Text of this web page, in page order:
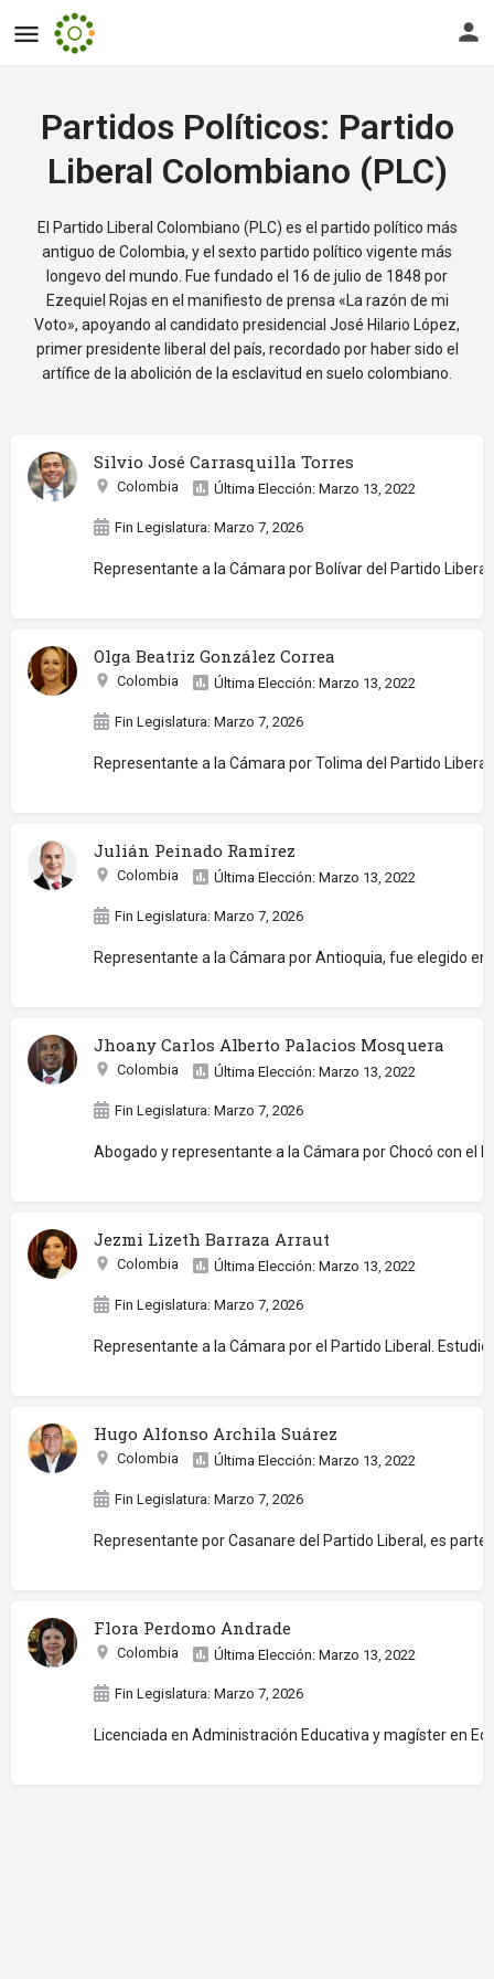
Partidos Políticos: Partido
Liberal Colombiano (PLC)
El Partido Liberal Colombiano (PLC) es el partido político más
antiguo de Colombia, y el sexto partido político vigente más
longevo del mundo. Fue fundado el 16 de julio de 1848 por
Ezequiel Rojas en el manifiesto de prensa «La razón de mi
Voto», apoyando al candidato presidencial José Hilario López,
primer presidente liberal del país, recordado por haber sido el
artífice de la abolición de la esclavitud en suelo colombiano.
Silvio José Carrasquilla Torres
Colombia Última Elección: Marzo 13, 2022
Fin Legislatura: Marzo 7, 2026
Representante a la Cámara por Bolívar del Partido
Olga Beatriz González Correa
Colombia Última Elección: Marzo 13, 2022
Fin Legislatura: Marzo 7, 2026
Representante a la Cámara por Tolima del Partido
Julián Peinado Ramírez
Colombia Última Elección: Marzo 13, 2022
Fin Legislatura: Marzo 7, 2026
Representante a la Cámara por Antioquia, fue elegido
Jhoany Carlos Alberto Palacios Mosquera
Colombia Última Elección: Marzo 13, 2022
Fin Legislatura: Marzo 7, 2026
Abogado y representante a la Cámara por Chocó con el
Jezmi Lizeth Barraza Arraut
Colombia Última Elección: Marzo 13, 2022
Fin Legislatura: Marzo 7, 2026
Representante a la Cámara por el Partido Liberal.
Hugo Alfonso Archila Suárez
Colombia Última Elección: Marzo 13, 2022
Fin Legislatura: Marzo 7, 2026
Representante por Casanare del Partido Liberal, es
Flora Perdomo Andrade
Colombia Última Elección: Marzo 13, 2022
Fin Legislatura: Marzo 7, 2026
Licenciada en Administración Educativa y magíster en